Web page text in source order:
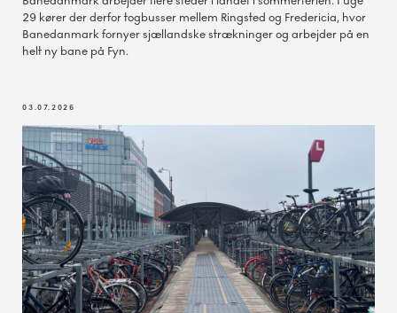
29 kører der derfor togbusser mellem Ringsted og Fredericia, hvor
Banedanmark fornyer sjællandske strækninger og arbejder på en
helt ny bane på Fyn.
03.07.2026